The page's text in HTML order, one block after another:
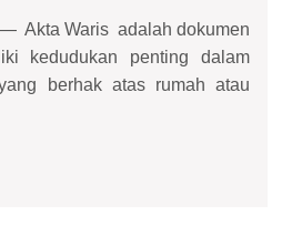
Akta Waris adalah dokumen
kedudukan penting dalam
berhak atas rumah atau